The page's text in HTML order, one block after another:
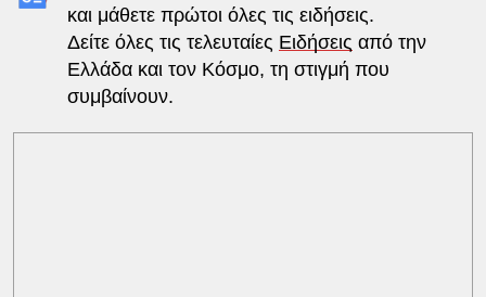
και μάθετε πρώτοι όλες τις ειδήσεις.
Δείτε όλες τις τελευταίες Ειδήσεις από την
Ελλάδα και τον Κόσμο, τη στιγμή που
συμβαίνουν.